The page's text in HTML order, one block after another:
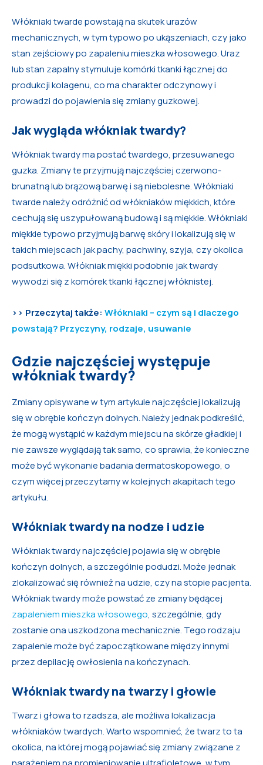
Włókniaki twarde powstają na skutek urazów
mechanicznych, w tym typowo po ukąszeniach, czy jako
stan zejściowy po zapaleniu mieszka włosowego. Uraz
lub stan zapalny stymuluje komórki tkanki łącznej do
produkcji kolagenu, co ma charakter odczynowy i
prowadzi do pojawienia się zmiany guzkowej.
Jak wygląda włókniak twardy?
Włókniak twardy ma postać twardego, przesuwanego
guzka. Zmiany te przyjmują najczęściej czerwono-
brunatną lub brązową barwę i są niebolesne. Włókniaki
twarde należy odróżnić od włókniaków miękkich, które
cechują się uszypułowaną budową i są miękkie. Włókniaki
miękkie typowo przyjmują barwę skóry i lokalizują się w
takich miejscach jak pachy, pachwiny, szyja, czy okolica
podsutkowa. Włókniak miękki podobnie jak twardy
wywodzi się z komórek tkanki łącznej włóknistej.
>> Przeczytaj także: Włókniaki – czym są i dlaczego
powstają? Przyczyny, rodzaje, usuwanie
Gdzie najczęściej występuje
włókniak twardy?
Zmiany opisywane w tym artykule najczęściej lokalizują
się w obrębie kończyn dolnych. Należy jednak podkreślić,
że mogą wystąpić w każdym miejscu na skórze gładkiej i
nie zawsze wyglądają tak samo, co sprawia, że konieczne
może być wykonanie badania dermatoskopowego, o
czym więcej przeczytamy w kolejnych akapitach tego
artykułu.
Włókniak twardy na nodze i udzie
Włókniak twardy najczęściej pojawia się w obrębie
kończyn dolnych, a szczególnie podudzi. Może jednak
zlokalizować się również na udzie, czy na stopie pacjenta.
Włókniak twardy może powstać ze zmiany będącej
zapaleniem mieszka włosowego, szczególnie, gdy
zostanie ona uszkodzona mechanicznie. Tego rodzaju
zapalenie może być zapoczątkowane między innymi
przez depilację owłosienia na kończynach.
Włókniak twardy na twarzy i głowie
Twarz i głowa to rzadsza, ale możliwa lokalizacja
włókniaków twardych. Warto wspomnieć, że twarz to ta
okolica, na której mogą pojawiać się zmiany związane z